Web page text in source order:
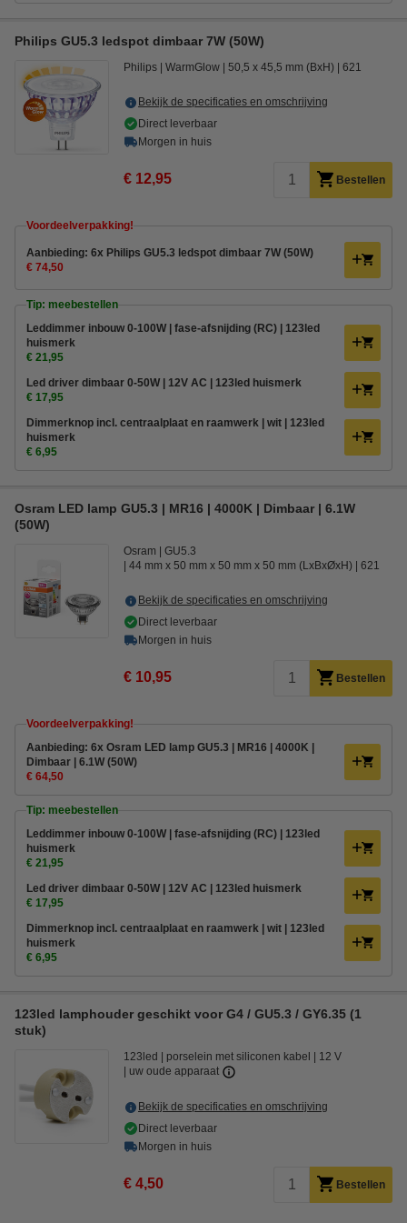
Philips GU5.3 ledspot dimbaar 7W (50W)
Philips WarmGlow 50,5 x 45,5 mm (BxH) 621
Bekijk de specificaties en omschrijving
Direct leverbaar
Morgen in huis
€ 12,95 Bestellen
Voordeelverpakking!
Aanbieding: 6x Philips GU5.3 ledspot dimbaar 7W (50W)
€ 74,50
Tip: meebestellen
Leddimmer inbouw 0-100W | fase-afsnijding (RC) | 123led
huismerk
€ 21,95
Led driver dimbaar 0-50W | 12V AC | 123led huismerk
€ 17,95
Dimmerknop incl. centraalplaat en raamwerk | wit | 123led
huismerk
€ 6,95
Osram LED lamp GU5.3 | MR16 | 4000K | Dimbaar | 6.1W
(50W)
Osram
GU5.3
44 mm x 50 mm x 50 mm x 50 mm (LxBxØxH)
621
Bekijk de specificaties en omschrijving
Direct leverbaar
Morgen in huis
€ 10,95 Bestellen
Voordeelverpakking!
Aanbieding: 6x Osram LED lamp GU5.3 | MR16 | 4000K |
Dimbaar | 6.1W (50W)
€ 64,50
Tip: meebestellen
Leddimmer inbouw 0-100W | fase-afsnijding (RC) | 123led
huismerk
€ 21,95
Led driver dimbaar 0-50W | 12V AC | 123led huismerk
€ 17,95
Dimmerknop incl. centraalplaat en raamwerk | wit | 123led
huismerk
€ 6,95
123led lamphouder geschikt voor G4 / GU5.3 / GY6.35 (1
stuk)
123led porselein met siliconen kabel
12 V
uw oude apparaat
Bekijk de specificaties en omschrijving
Direct leverbaar
Morgen in huis
€ 4,50 Bestellen